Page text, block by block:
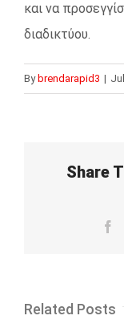
και να
διαδικτύου.
By brendarapid3 |
Share
Related Posts